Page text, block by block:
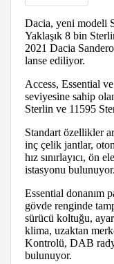
Dacia, yeni modeli
Yaklaşık 8 bin
2021 Dacia
lanse ediliyor.
Access, Essential
seviyesine sahip
Sterlin ve 11595
Standart özellikler
inç çelik jantlar,
hız sınırlayıcı, ön
istasyonu bulunuyor.
Essential donanım
gövde renginde
sürücü koltuğu,
klima, uzaktan
Kontrolü, DAB
bulunuyor.